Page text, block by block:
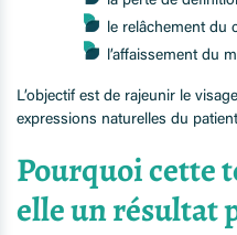
le relâchement du
l’affaissement du
L’objectif est de rajeunir le
expressions naturelles du
Pourquoi cette
elle un résultat